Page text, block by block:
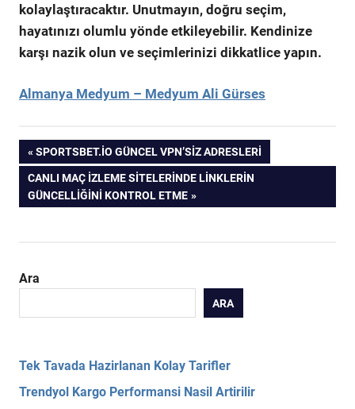
kolaylaştıracaktır. Unutmayın, doğru seçim,
hayatınızı olumlu yönde etkileyebilir. Kendinize
karşı nazik olun ve seçimlerinizi dikkatlice yapın.
Almanya Medyum – Medyum Ali Gürses
Yazı
gezinmesi
PREVIOUS
POST:
SPORTSBET.IO GÜNCEL VPN’SIZ ADRESLERI
NEXT
POST:
CANLI MAÇ IZLEME SITELERINDE LINKLERIN
GÜNCELLIĞINI KONTROL ETME
Ara
ARA
Tek Tavada Hazirlanan Kolay Tarifler
Trendyol Kargo Performansi Nasil Artirilir